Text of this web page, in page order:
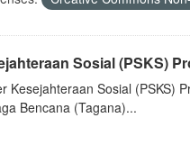
Sosial (PSKS)
Kesejahteraan Sosial (PSKS)
Bencana (Tagana)...